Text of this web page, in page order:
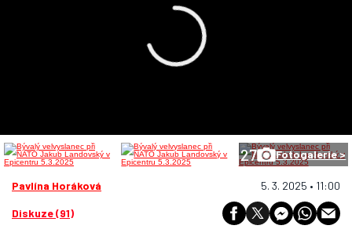
27 Fotogalerie >
Pavlína Horáková 5. 3. 2025 • 11:00
Diskuze (91)